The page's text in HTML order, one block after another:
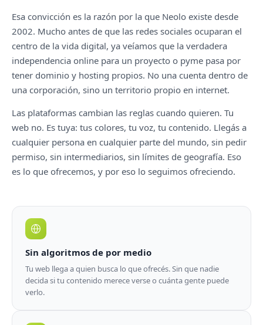
Esa convicción es la razón por la que Neolo existe desde
2002. Mucho antes de que las redes sociales ocuparan el
centro de la vida digital, ya veíamos que la verdadera
independencia online para un proyecto o pyme pasa por
tener dominio y hosting propios. No una cuenta dentro de
una corporación, sino un territorio propio en internet.
Las plataformas cambian las reglas cuando quieren. Tu
web no. Es tuya: tus colores, tu voz, tu contenido. Llegás a
cualquier persona en cualquier parte del mundo, sin pedir
permiso, sin intermediarios, sin límites de geografía. Eso
es lo que ofrecemos, y por eso lo seguimos ofreciendo.
Sin algoritmos de por medio
Tu web llega a quien busca lo que ofrecés. Sin que nadie
decida si tu contenido merece verse o cuánta gente puede
verlo.